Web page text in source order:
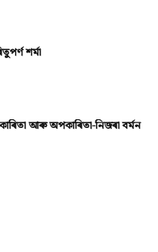
শৰ্মা
আৰু অপকাৰিতা-নিজৰা বৰ্মন